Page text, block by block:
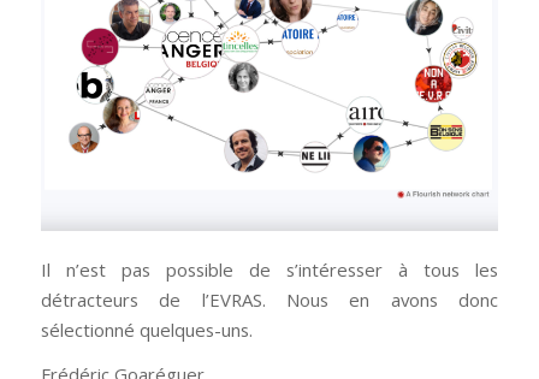
Il n’est pas possible de s’intéresser à tous les
détracteurs de l’EVRAS. Nous en avons donc
sélectionné quelques-uns.